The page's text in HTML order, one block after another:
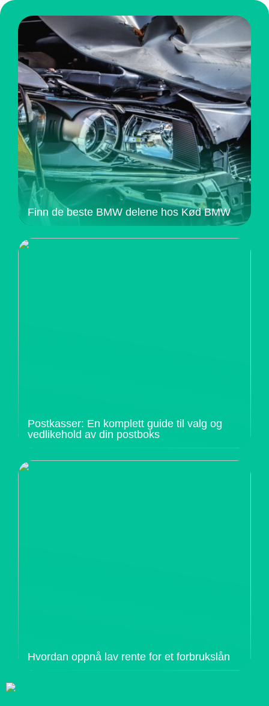
Finn de beste BMW delene hos Kød BMW
Postkasser: En komplett guide til valg og
vedlikehold av din postboks
Hvordan oppnå lav rente for et forbrukslån